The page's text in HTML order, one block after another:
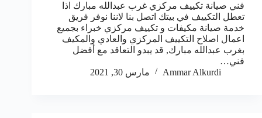
فني صيانة تكييف مركزي غرب عبدالله مبارك اذا
تعطل التكييف في بيتك اتصل بنا لاننا نوفر فريق
خدمة صيانة مكيفات و تكييف مركزي خبراء بجميع
اعمال اصلاح التكييف المركزي والعادي والمكيف
بغرب عبدالله مبارك, قد يبدو التعاقد مع أفضل
فني…
Ammar Alkurdi
مارس 30, 2021